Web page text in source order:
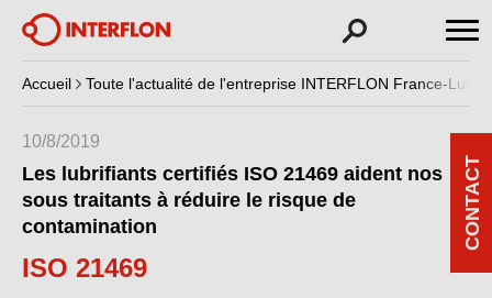
Accueil Toute l'actualité de l'entreprise INTERFLON France-
10/8/2019
Les lubrifiants certifiés ISO 21469 aident nos
sous traitants à réduire le risque de
contamination
ISO 21469
CONTACT